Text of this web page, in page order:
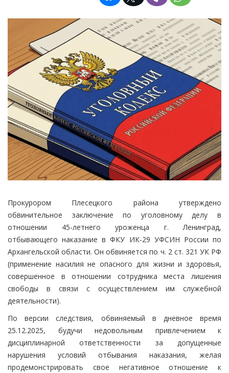
Прокурором Плесецкого района утверждено
обвинительное заключение по уголовному делу в
отношении 45-летнего уроженца г. Ленинград,
отбывающего наказание в ФКУ ИК-29 УФСИН России по
Архангельской области. Он обвиняется по ч. 2 ст. 321 УК РФ
(применение насилия не опасного для жизни и здоровья,
совершенное в отношении сотрудника места лишения
свободы в связи с осуществлением им служебной
деятельности).
По версии следствия, обвиняемый в дневное время
25.12.2025, будучи недовольным привлечением к
дисциплинарной ответственности за допущенные
нарушения условий отбывания наказания, желая
продемонстрировать свое негативное отношение к